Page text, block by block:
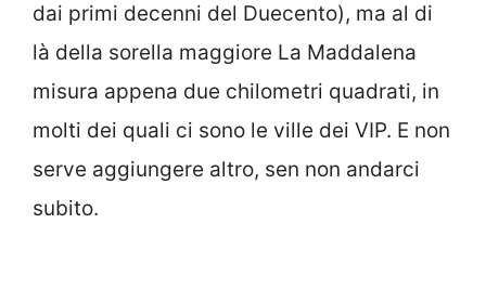
dai primi decenni del Duecento), ma al di
là della sorella maggiore La Maddalena
misura appena due chilometri quadrati, in
molti dei quali ci sono le ville dei VIP. E non
serve aggiungere altro, sen non andarci
subito.